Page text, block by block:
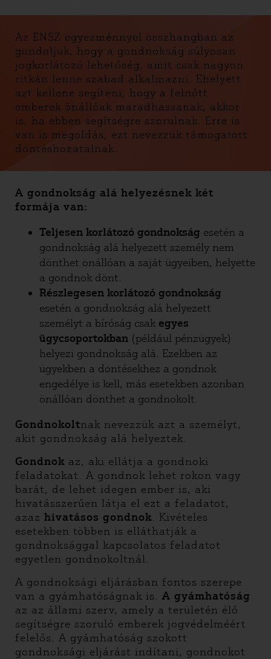
Az ENSZ egyezménnyel összhangban az
gondoljuk, hogy a gondnokság súlyosan
jogkorlátozó lehetőség, amit csak nagyon
ritkán lenne szabad alkalmazni. Ehelyett
azt kellene segíteni, hogy a felnőtt
emberek önállóak maradhassanak, akkor
is, ha ebben segítségre szorulnak. Erre is
van is megoldás, ezt nevezzük támogatott
döntéshozatalnak.
A gondnokság alá helyezésnek két
formája van:
Teljesen korlátozó gondnokság esetén a
gondnokság alá helyezett személy nem
dönthet önállóan a saját ügyeiben, helyette
a gondnok dönt.
Részlegesen korlátozó gondnokság
esetén a gondnokság alá helyezett
személyt a bíróság csak egyes
ügycsoportokban (például pénzügyek)
helyezi gondnokság alá. Ezekben az
ügyekben a döntésekhez a gondnok
engedélye is kell, más esetekben azonban
önállóan dönthet a gondnokolt.
Gondnokoltnak nevezzük azt a személyt,
akit gondnokság alá helyeztek.
Gondnok az, aki ellátja a gondnoki
feladatokat. A gondnok lehet rokon vagy
barát, de lehet idegen ember is, aki
hivatásszerűen látja el ezt a feladatot,
azaz hivatásos gondnok. Kivételes
esetekben többen is elláthatják a
gondnoksággal kapcsolatos feladatot
egyetlen gondnokoltnál.
A gondnoksági eljárásban fontos szerepe
van a gyámhatóságnak is. A gyámhatóság
az az állami szerv, amely a területén élő
segítségre szoruló emberek jogvédelméért
felelős. A gyámhatóság szokott
gondnoksági eljárást indítani, gondnokot